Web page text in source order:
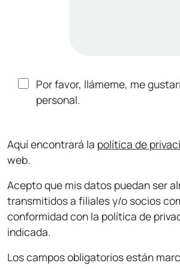
Por favor, llámeme, me
personal.
Aquí encontrará la política de
web.
Acepto que mis datos puedan ser
transmitidos a filiales y/o socios
conformidad con la política de
indicada.
Los campos obligatorios están